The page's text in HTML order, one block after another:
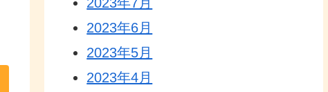
2023年6月
2023年5月
2023年4月